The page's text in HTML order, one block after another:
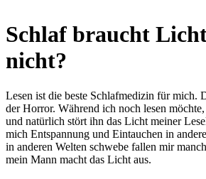
Schlaf braucht
nicht?
Lesen ist die beste Schlafmedizin für mich.
der Horror. Während ich noch lesen
und natürlich stört ihn das Licht meiner
mich Entspannung und Eintauchen in
in anderen Welten schwebe fallen mir
mein Mann macht das Licht aus.